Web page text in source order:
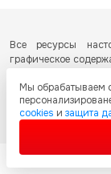
Все ресурсы
графическое
Казахстан об
Любое
письменного
Мы обрабатываем
cookies и защита